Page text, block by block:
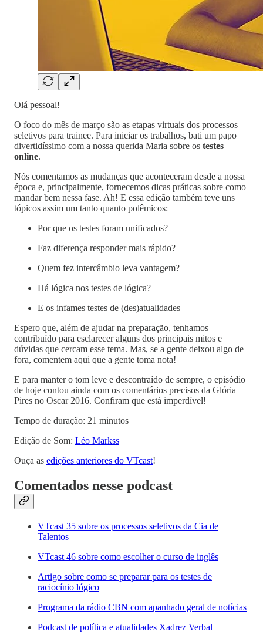
Olá pessoal!
O foco do mês de março são as etapas virtuais dos processos
seletivos para trainee. Para iniciar os trabalhos, bati um papo
divertidíssimo com a nossa querida Maria sobre os testes
online.
Nós comentamos as mudanças que aconteceram desde a nossa
época e, principalmente, fornecemos dicas práticas sobre como
mandar bem nessa fase. Ah! E essa edição também teve uns
tópicos assim um tanto quanto polêmicos:
Por que os testes foram unificados?
Faz diferença responder mais rápido?
Quem fez intercâmbio leva vantagem?
Há lógica nos testes de lógica?
E os infames testes de (des)atualidades
Espero que, além de ajudar na preparação, tenhamos
contribuído para esclarecer alguns dos principais mitos e
dúvidas que cercam esse tema. Mas, se a gente deixou algo de
fora, comentem aqui que a gente toma nota!
E para manter o tom leve e descontraído de sempre, o episódio
de hoje contou ainda com os comentários precisos da Glória
Pires no Oscar 2016. Confiram que está imperdível!
Tempo de duração: 21 minutos
Edição de Som: Léo Markss
Ouça as edições anteriores do VTcast!
Comentados nesse podcast
VTcast 35 sobre os processos seletivos da Cia de
Talentos
VTcast 46 sobre como escolher o curso de inglês
Artigo sobre como se preparar para os testes de
raciocínio lógico
Programa da rádio CBN com apanhado geral de notícias
Podcast de política e atualidades Xadrez Verbal